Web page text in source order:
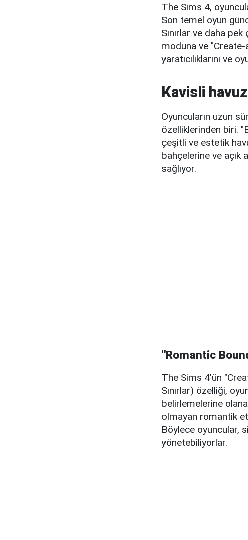
The Sims 4,
Son temel oyun
Sınırlar ve daha
moduna ve
yaratıcılıklarını ve
Kavisli
Oyuncuların uzun
özelliklerinden biri.
çeşitli ve estetik
bahçelerine ve açık
sağlıyor.
"Romantic
The Sims 4'ün
Sınırlar) özelliği,
belirlemelerine
olmayan romantik
Böylece oyuncular,
yönetebiliyorlar.